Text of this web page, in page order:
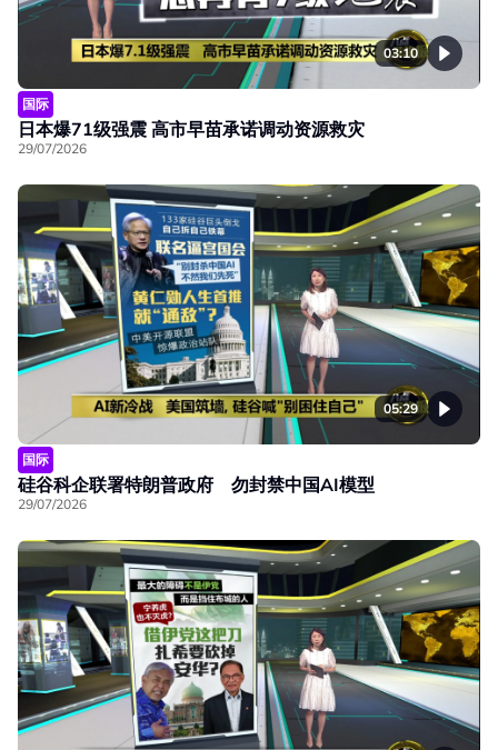
03:10
国际
日本爆71级强震 高市早苗承诺调动资源救灾
29/07/2026
05:29
国际
硅谷科企联署特朗普政府 勿封禁中国AI模型
29/07/2026